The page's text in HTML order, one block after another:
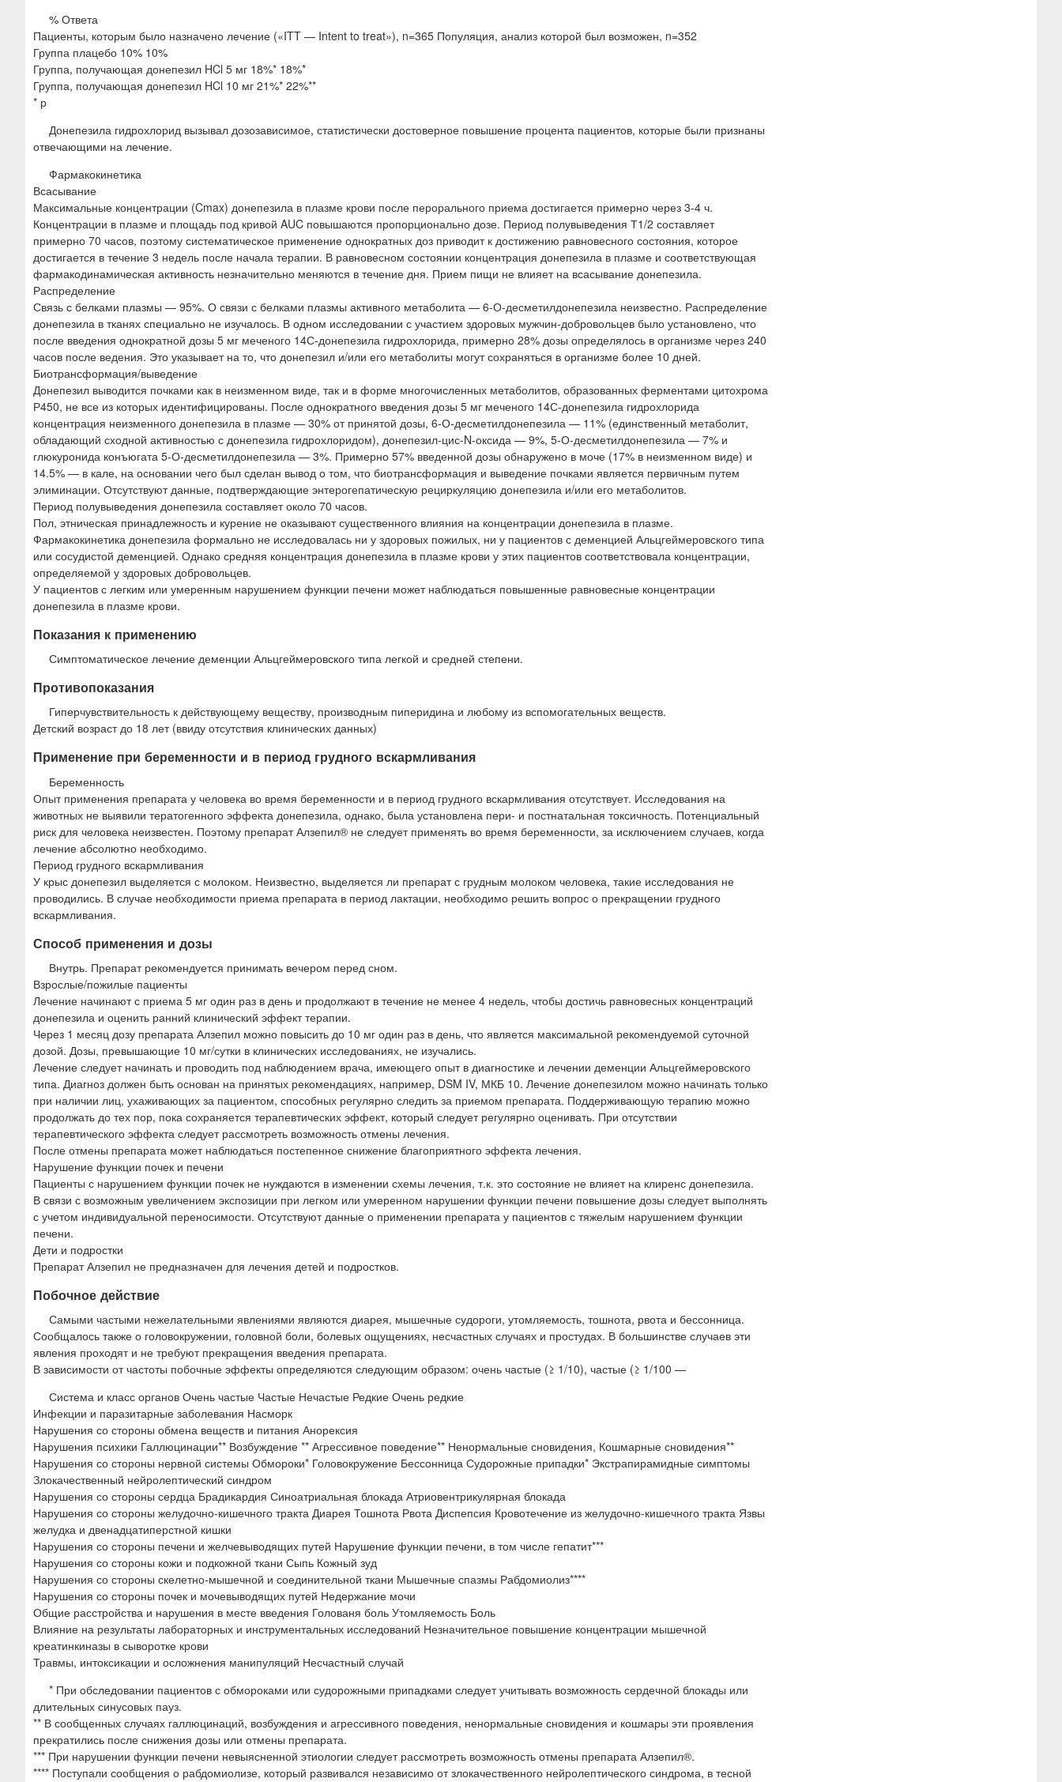
% Ответа
Пациенты, которым было назначено лечение («ITT — Intent to treat»), n=365 Популяция, анализ которой был возможен, n=352
Группа плацебо 10% 10%
Группа, получающая донепезил HCl 5 мг 18%* 18%*
Группа, получающая донепезил HCl 10 мг 21%* 22%**
* р
Донепезила гидрохлорид вызывал дозозависимое, статистически достоверное повышение процента пациентов, которые были признаны
отвечающими на лечение.
Фармакокинетика
Всасывание
Максимальные концентрации (Cmax) донепезила в плазме крови после перорального приема достигается примерно через 3-4 ч.
Концентрации в плазме и площадь под кривой AUC повышаются пропорционально дозе. Период полувыведения Т1/2 составляет
примерно 70 часов, поэтому систематическое применение однократных доз приводит к достижению равновесного состояния, которое
достигается в течение 3 недель после начала терапии. В равновесном состоянии концентрация донепезила в плазме и соответствующая
фармакодинамическая активность незначительно меняются в течение дня. Прием пищи не влияет на всасывание донепезила.
Распределение
Связь с белками плазмы — 95%. О связи с белками плазмы активного метаболита — 6-О-десметилдонепезила неизвестно. Распределение
донепезила в тканях специально не изучалось. В одном исследовании с участием здоровых мужчин-добровольцев было установлено, что
после введения однократной дозы 5 мг меченого 14С-донепезила гидрохлорида, примерно 28% дозы определялось в организме через 240
часов после ведения. Это указывает на то, что донепезил и/или его метаболиты могут сохраняться в организме более 10 дней.
Биотрансформация/выведение
Донепезил выводится почками как в неизменном виде, так и в форме многочисленных метаболитов, образованных ферментами цитохрома
Р450, не все из которых идентифицированы. После однократного введения дозы 5 мг меченого 14С-донепезила гидрохлорида
концентрация неизменного донепезила в плазме — 30% от принятой дозы, 6-О-десметилдонепезила — 11% (единственный метаболит,
обладающий сходной активностью с донепезила гидрохлоридом), донепезил-цис-N-оксида — 9%, 5-О-десметилдонепезила — 7% и
глюкуронида конъюгата 5-О-десметилдонепезила — 3%. Примерно 57% введенной дозы обнаружено в моче (17% в неизменном виде) и
14.5% — в кале, на основании чего был сделан вывод о том, что биотрансформация и выведение почками является первичным путем
элиминации. Отсутствуют данные, подтверждающие энтерогепатическую рециркуляцию донепезила и/или его метаболитов.
Период полувыведения донепезила составляет около 70 часов.
Пол, этническая принадлежность и курение не оказывают существенного влияния на концентрации донепезила в плазме.
Фармакокинетика донепезила формально не исследовалась ни у здоровых пожилых, ни у пациентов с деменцией Альцгеймеровского типа
или сосудистой деменцией. Однако средняя концентрация донепезила в плазме крови у этих пациентов соответствовала концентрации,
определяемой у здоровых добровольцев.
У пациентов с легким или умеренным нарушением функции печени может наблюдаться повышенные равновесные концентрации
донепезила в плазме крови.
Показания к применению
Симптоматическое лечение деменции Альцгеймеровского типа легкой и средней степени.
Противопоказания
Гиперчувствительность к действующему веществу, производным пиперидина и любому из вспомогательных веществ.
Детский возраст до 18 лет (ввиду отсутствия клинических данных)
Применение при беременности и в период грудного вскармливания
Беременность
Опыт применения препарата у человека во время беременности и в период грудного вскармливания отсутствует. Исследования на
животных не выявили тератогенного эффекта донепезила, однако, была установлена пери- и постнатальная токсичность. Потенциальный
риск для человека неизвестен. Поэтому препарат Алзепил® не следует применять во время беременности, за исключением случаев, когда
лечение абсолютно необходимо.
Период грудного вскармливания
У крыс донепезил выделяется с молоком. Неизвестно, выделяется ли препарат с грудным молоком человека, такие исследования не
проводились. В случае необходимости приема препарата в период лактации, необходимо решить вопрос о прекращении грудного
вскармливания.
Способ применения и дозы
Внутрь. Препарат рекомендуется принимать вечером перед сном.
Взрослые/пожилые пациенты
Лечение начинают с приема 5 мг один раз в день и продолжают в течение не менее 4 недель, чтобы достичь равновесных концентраций
донепезила и оценить ранний клинический эффект терапии.
Через 1 месяц дозу препарата Алзепил можно повысить до 10 мг один раз в день, что является максимальной рекомендуемой суточной
дозой. Дозы, превышающие 10 мг/сутки в клинических исследованиях, не изучались.
Лечение следует начинать и проводить под наблюдением врача, имеющего опыт в диагностике и лечении деменции Альцгеймеровского
типа. Диагноз должен быть основан на принятых рекомендациях, например, DSM IV, МКБ 10. Лечение донепезилом можно начинать только
при наличии лиц, ухаживающих за пациентом, способных регулярно следить за приемом препарата. Поддерживающую терапию можно
продолжать до тех пор, пока сохраняется терапевтических эффект, который следует регулярно оценивать. При отсутствии
терапевтического эффекта следует рассмотреть возможность отмены лечения.
После отмены препарата может наблюдаться постепенное снижение благоприятного эффекта лечения.
Нарушение функции почек и печени
Пациенты с нарушением функции почек не нуждаются в изменении схемы лечения, т.к. это состояние не влияет на клиренс донепезила.
В связи с возможным увеличением экспозиции при легком или умеренном нарушении функции печени повышение дозы следует выполнять
с учетом индивидуальной переносимости. Отсутствуют данные о применении препарата у пациентов с тяжелым нарушением функции
печени.
Дети и подростки
Препарат Алзепил не предназначен для лечения детей и подростков.
Побочное действие
Самыми частыми нежелательными явлениями являются диарея, мышечные судороги, утомляемость, тошнота, рвота и бессонница.
Сообщалось также о головокружении, головной боли, болевых ощущениях, несчастных случаях и простудах. В большинстве случаев эти
явления проходят и не требуют прекращения введения препарата.
В зависимости от частоты побочные эффекты определяются следующим образом: очень частые (≥ 1/10), частые (≥ 1/100 —
Система и класс органов Очень частые Частые Нечастые Редкие Очень редкие
Инфекции и паразитарные заболевания Насморк
Нарушения со стороны обмена веществ и питания Анорексия
Нарушения психики Галлюцинации** Возбуждение ** Агрессивное поведение** Ненормальные сновидения, Кошмарные сновидения**
Нарушения со стороны нервной системы Обмороки* Головокружение Бессонница Судорожные припадки* Экстрапирамидные симптомы
Злокачественный нейролептический синдром
Нарушения со стороны сердца Брадикардия Синоатриальная блокада Атриовентрикулярная блокада
Нарушения со стороны желудочно-кишечного тракта Диарея Тошнота Рвота Диспепсия Кровотечение из желудочно-кишечного тракта Язвы
желудка и двенадцатиперстной кишки
Нарушения со стороны печени и желчевыводящих путей Нарушение функции печени, в том числе гепатит***
Нарушения со стороны кожи и подкожной ткани Сыпь Кожный зуд
Нарушения со стороны скелетно-мышечной и соединительной ткани Мышечные спазмы Рабдомиолиз****
Нарушения со стороны почек и мочевыводящих путей Недержание мочи
Общие расстройства и нарушения в месте введения Голованя боль Утомляемость Боль
Влияние на результаты лабораторных и инструментальных исследований Незначительное повышение концентрации мышечной
креатинкиназы в сыворотке крови
Травмы, интоксикации и осложнения манипуляций Несчастный случай
* При обследовании пациентов с обмороками или судорожными припадками следует учитывать возможность сердечной блокады или
длительных синусовых пауз.
** В сообщенных случаях галлюцинаций, возбуждения и агрессивного поведения, ненормальные сновидения и кошмары эти проявления
прекратились после снижения дозы или отмены препарата.
*** При нарушении функции печени невыясненной этиологии следует рассмотреть возможность отмены препарата Алзепил®.
**** Поступали сообщения о рабдомиолизе, который развивался независимо от злокачественного нейролептического синдрома, в тесной